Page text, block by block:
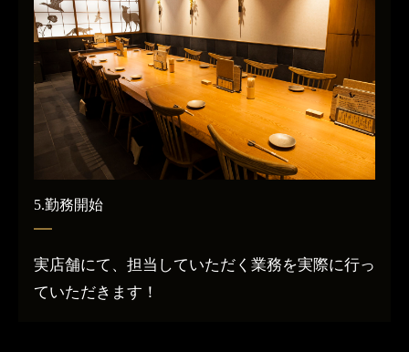
5.勤務開始
実店舗にて、担当していただく業務を実際に行っ
ていただきます！